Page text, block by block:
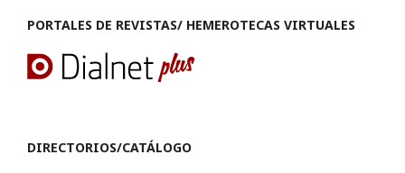
PORTALES DE REVISTAS/ HEMEROTECAS VIRTUALES
DIRECTORIOS/CATÁLOGO